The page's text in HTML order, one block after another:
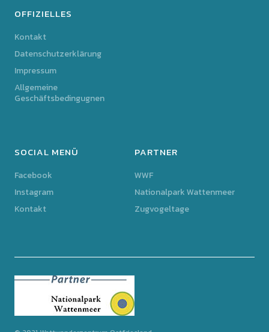
OFFIZIELLES
Kontakt
Datenschutzerklärung
Impressum
Allgemeine
Geschäftsbedingugnen
SOCIAL MENÜ
Facebook
Instagram
Kontakt
PARTNER
WWF
Nationalpark Wattenmeer
Zugvogeltage